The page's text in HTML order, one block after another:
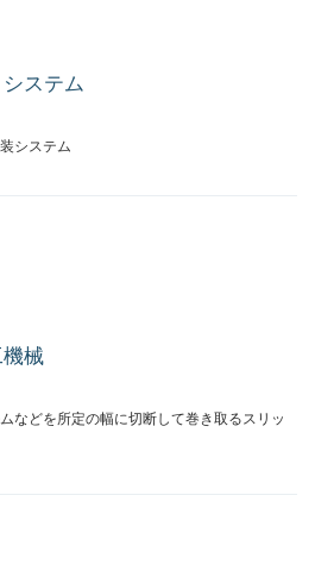
ステム
システム
械
などを所定の幅に切断して巻き取るスリッ